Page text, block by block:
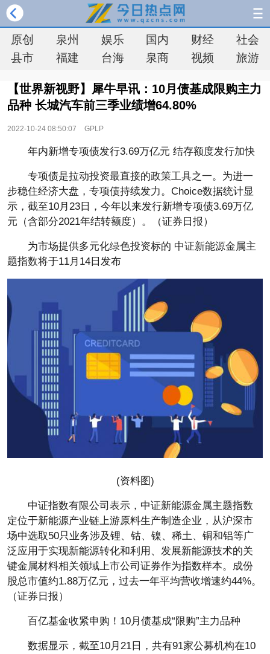
原创 泉州 娱乐 国内 财经
社会
县市
福建 台海 泉商 视频 旅游
【世界新视野】犀牛早讯：10月债基成限购主力
品种 长城汽车前三季业绩增64.80%
2022-10-24 08:50:07 GPLP
年内新增专项债发行3.69万亿元 结存额度发行加快
专项债是拉动投资最直接的政策工具之一。为进一
步稳住经济大盘，专项债持续发力。Choice数据统计显
示，截至10月23日，今年以来发行新增专项债3.69万亿
元（含部分2021年结转额度）。（证券日报）
为市场提供多元化绿色投资标的 中证新能源金属主
题指数将于11月14日发布
(资料图)
中证指数有限公司表示，中证新能源金属主题指数
定位于新能源产业链上游原料生产制造企业，从沪深市
场中选取50只业务涉及锂、钴、镍、稀土、铜和铝等广
泛应用于实现新能源转化和利用、发展新能源技术的关
键金属材料相关领域上市公司证券作为指数样本。成份
股总市值约1.88万亿元，过去一年平均营收增速约44%。
（证券日报）
百亿基金收紧申购！10月债基成“限购”主力品种
数据显示，截至10月21日，共有91家公募机构在10